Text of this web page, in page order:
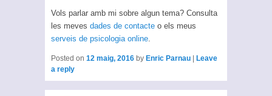
Vols parlar amb mi sobre algun tema? Consulta
les meves dades de contacte o els meus
serveis de psicologia online
Posted on 12 maig, 2016 by Enric Parnau | Leave
a reply